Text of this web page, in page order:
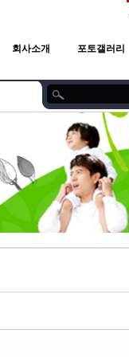
회사소개 포토갤러리